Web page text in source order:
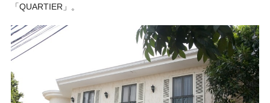
「QUARTIER 」。